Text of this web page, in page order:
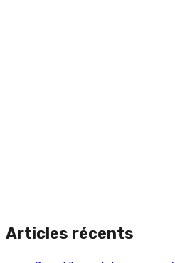
Articles récents